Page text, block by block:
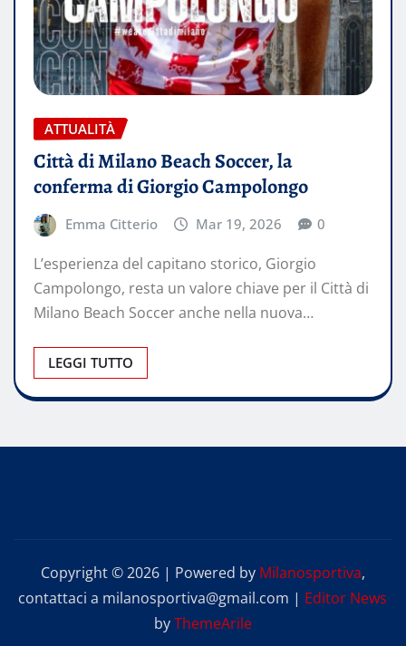
ATTUALITÀ
Città di Milano Beach Soccer, la
conferma di Giorgio Campolongo
Emma Citterio Mar 19, 2026 0
L’esperienza del capitano storico, Giorgio
Campolongo, resta un valore chiave per il Città di
Milano Beach Soccer anche nella nuova…
LEGGI TUTTO
Copyright © 2026 | Powered by Milanosportiva,
contattaci a milanosportiva@gmail.com | Editor News
byThemeArile